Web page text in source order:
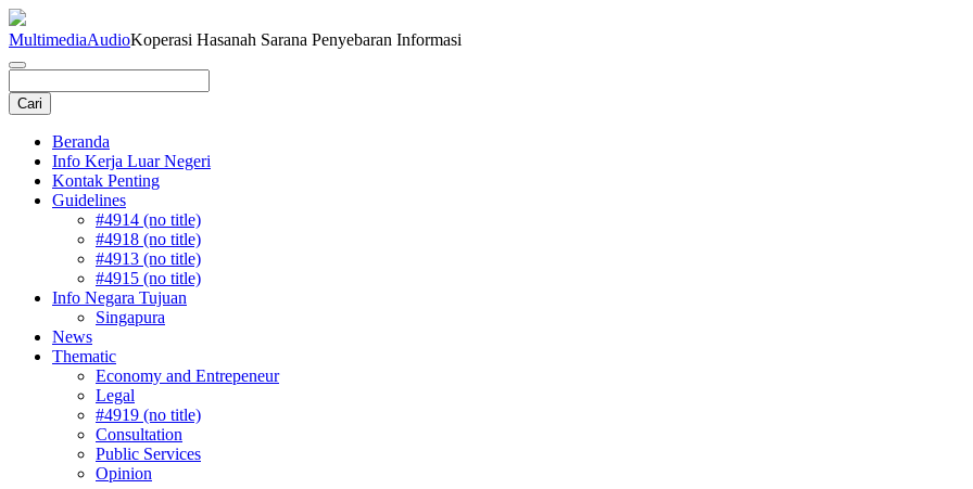
MultimediaAudioKoperasi Hasanah Sarana Penyebaran Informasi
Beranda
Info Kerja Luar Negeri
Kontak Penting
Guidelines
#4914 (no title)
#4918 (no title)
#4913 (no title)
#4915 (no title)
Info Negara Tujuan
Singapura
News
Thematic
Economy and Entrepeneur
Legal
#4919 (no title)
Consultation
Public Services
Opinion